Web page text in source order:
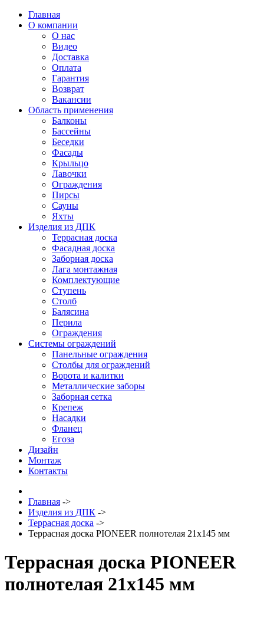
Главная
О компании
О нас
Видео
Доставка
Оплата
Гарантия
Возврат
Вакансии
Область применения
Балконы
Бассейны
Беседки
Фасады
Крыльцо
Лавочки
Ограждения
Пирсы
Сауны
Яхты
Изделия из ДПК
Террасная доска
Фасадная доска
Заборная доска
Лага монтажная
Комплектующие
Ступень
Столб
Балясина
Перила
Ограждения
Системы ограждений
Панельные ограждения
Столбы для ограждений
Ворота и калитки
Металлические заборы
Заборная сетка
Крепеж
Насадки
Фланец
Егоза
Дизайн
Монтаж
Контакты
Главная ->
Изделия из ДПК ->
Террасная доска ->
Террасная доска PIONEER полнотелая 21х145 мм
Террасная доска PIONEER
полнотелая 21х145 мм